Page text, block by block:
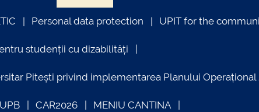
Personal data protection UPIT for the
studenții cu dizabilități
Pitești privind implementarea Planului Operațional
CAR2026 MENIU CANTINA